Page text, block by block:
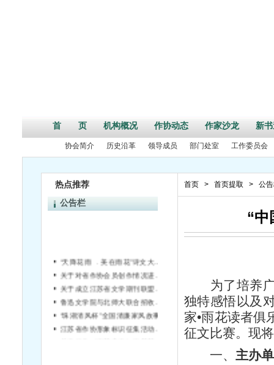
首 页 机构概况 作协动态 作家沙龙 新
协会简介 历史沿革 领导成员 部门处室 工作委员会
热点推荐
公告栏
首页 > 首页提取 > 公
“中
为了培养广
独特感悟以及
家•雨花读者俱
征文比赛。现
一、 主办